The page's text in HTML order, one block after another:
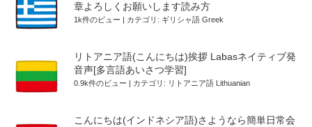
章よろしくお願いします読み方
1k件のビュー カテゴリ: ギリシャ語 Greek
リトアニア語(こんにちは)挨拶 Labasネイティブ発
音声[多言語あいさつ学習]
0.9k件のビュー カテゴリ: リトアニア語 Lithuanian
こんにちは(インドネシア語)さようなら簡単日常会